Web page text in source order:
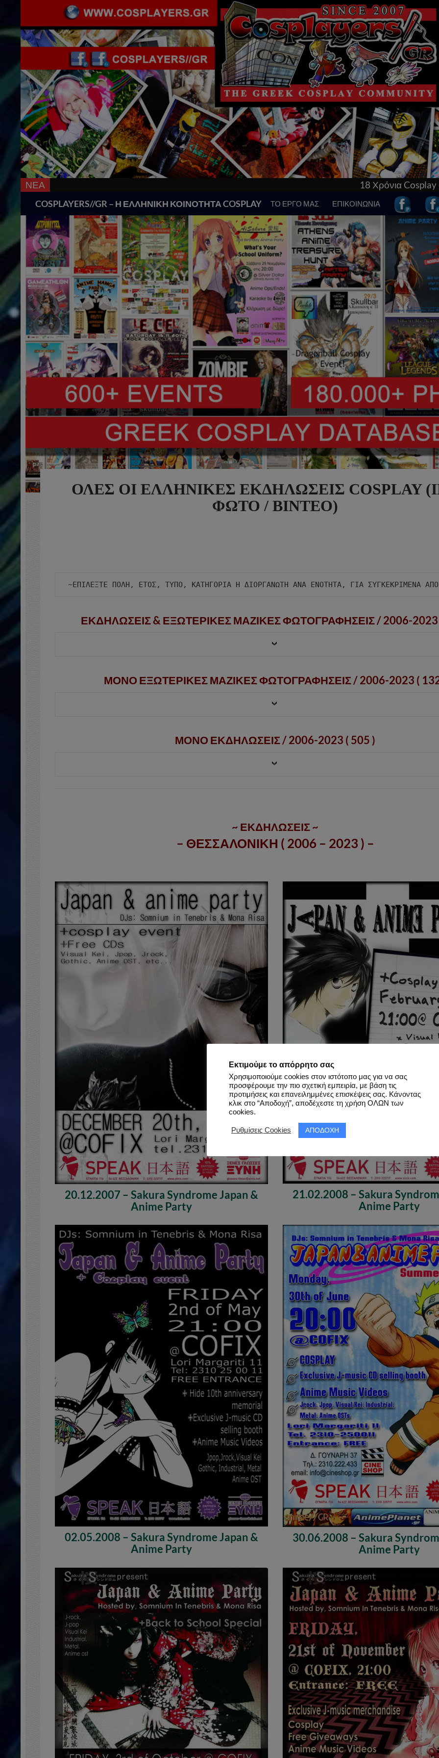
ΝΕΑ 18 Χρόνια Cosplay στην Ελλάδα! Γνώρισε τα
COSPLAYERS//GR – Η ΕΛΛΗΝΙΚΗ ΚΟΙΝΟΤΗΤΑ COSPLAY ΤΟ ΕΡΓΟ ΜΑΣ ΕΠΙΚΟΙΝΩΝΙΑ
ΟΛΕΣ ΟΙ ΕΛΛΗΝΙΚΕΣ ΕΚΔΗΛΩΣΕΙΣ COSPLAY
ΦΩΤΟ / ΒΙΝΤΕΟ)
ΕΚΔΗΛΩΣΕΙΣ & ΕΞΩΤΕΡΙΚΕΣ ΜΑΖΙΚΕΣ ΦΩΤΟΓΡΑΦΗΣΕΙΣ /2006-2023
ΜΟΝΟ ΕΞΩΤΕΡΙΚΕΣ ΜΑΖΙΚΕΣ ΦΩΤΟΓΡΑΦΗΣΕΙΣ /2006-2023 (
ΜΟΝΟ ΕΚΔΗΛΩΣΕΙΣ / 2006-2023 ( 505 )
~ ΕΚΔΗΛΩΣΕΙΣ ~
– ΘΕΣΣΑΛΟΝΙΚΗ ( 2006 – 2023 ) –
20.12.2007 – Sakura Syndrome Japan &
Anime Party
21.02.2008 – Sakura
Anime Party
02.05.2008 – Sakura Syndrome Japan &
Anime Party
30.06.2008 – Sakura
Anime Party
Εκτιμούμε το απόρρητο σας
Χρησιμοποιούμε cookies στον ιστότοπο μας για να σας
προσφέρουμε την πιο σχετική εμπειρία, με βάση τις
προτιμήσεις και επανειλημμένες επισκέψεις σας. Κάνοντας
κλικ στο “Αποδοχή”, αποδέχεστε τη χρήση ΟΛΩΝ των
cookies.
Ρυθμίσεις Cookies ΑΠΟΔΟΧΗ